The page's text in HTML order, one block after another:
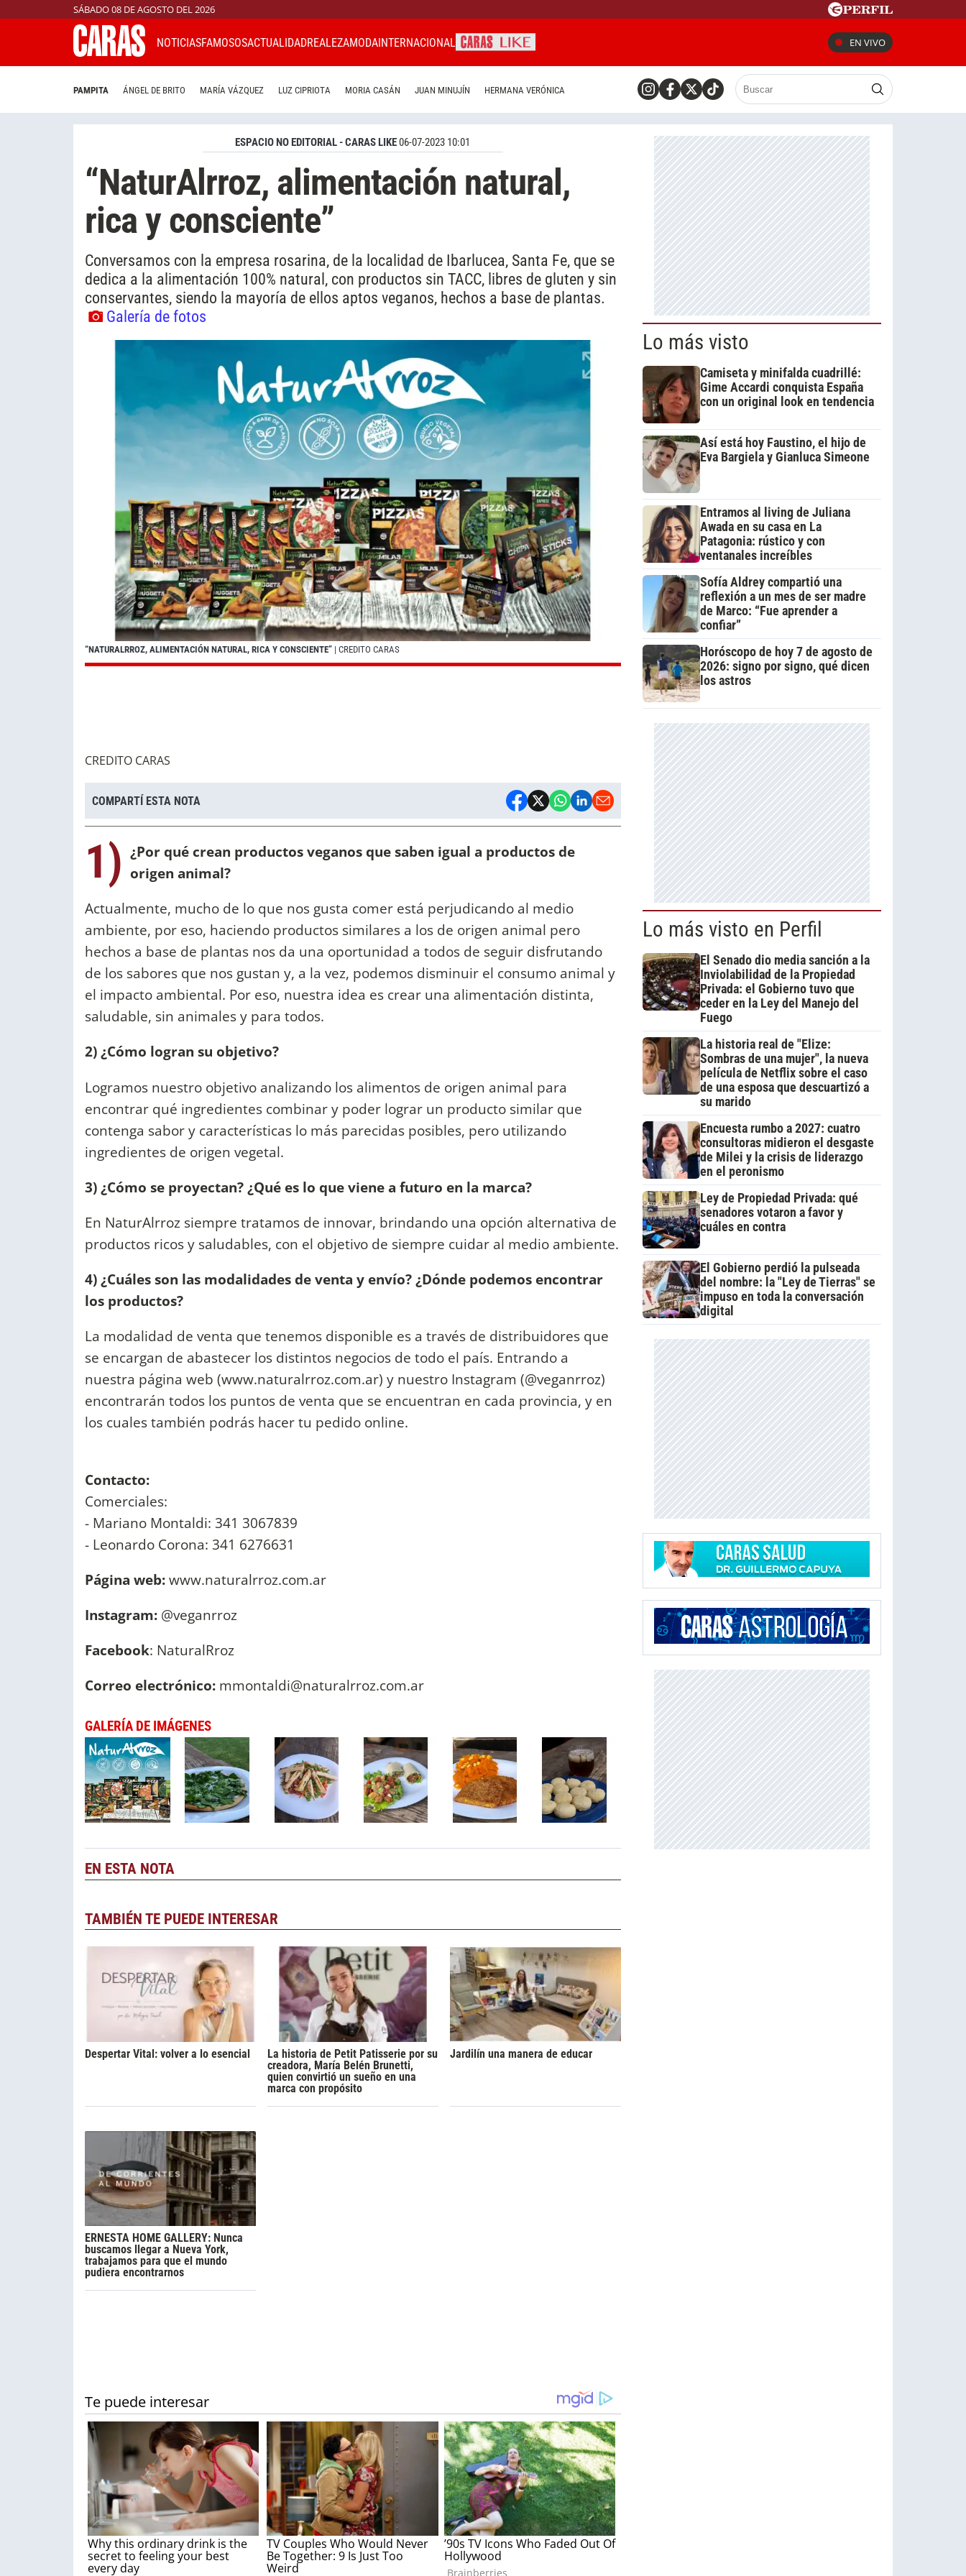
SÁBADO 08 DE AGOSTO DEL 2026
NOTICIASFAMOSOSACTUALIDADREALEZAMODAINTERNACIONAL EN VIVO
PAMPITA ÁNGEL DE BRITO MARÍA VÁZQUEZ LUZ CIPRIOTA MORIA CASÁN JUAN MINUJÍN HERMANA VERÓNICA
ESPACIO NO EDITORIAL - CARAS LIKE06-07-2023 10:01
“NaturAlrroz, alimentación natural,
rica y consciente”
Conversamos con la empresa rosarina, de la localidad de Ibarlucea, Santa Fe, que se
dedica a la alimentación 100% natural, con productos sin TACC, libres de gluten y sin
conservantes, siendo la mayoría de ellos aptos veganos, hechos a base de plantas.
Galería de fotos
“NATURALRROZ, ALIMENTACIÓN NATURAL, RICA Y CONSCIENTE” | CREDITO CARAS
CREDITO CARAS
COMPARTÍ ESTA NOTA
1) ¿Por qué crean productos veganos que saben igual a productos de
origen animal?
Actualmente, mucho de lo que nos gusta comer está perjudicando al medio
ambiente, por eso, haciendo productos similares a los de origen animal pero
hechos a base de plantas nos da una oportunidad a todos de seguir disfrutando
de los sabores que nos gustan y, a la vez, podemos disminuir el consumo animal y
el impacto ambiental. Por eso, nuestra idea es crear una alimentación distinta,
saludable, sin animales y para todos.
2) ¿Cómo logran su objetivo?
Logramos nuestro objetivo analizando los alimentos de origen animal para
encontrar qué ingredientes combinar y poder lograr un producto similar que
contenga sabor y características lo más parecidas posibles, pero utilizando
ingredientes de origen vegetal.
3) ¿Cómo se proyectan? ¿Qué es lo que viene a futuro en la marca?
En NaturAlrroz siempre tratamos de innovar, brindando una opción alternativa de
productos ricos y saludables, con el objetivo de siempre cuidar al medio ambiente.
4) ¿Cuáles son las modalidades de venta y envío? ¿Dónde podemos encontrar
los productos?
La modalidad de venta que tenemos disponible es a través de distribuidores que
se encargan de abastecer los distintos negocios de todo el país. Entrando a
nuestra página web (www.naturalrroz.com.ar) y nuestro Instagram (@veganrroz)
encontrarán todos los puntos de venta que se encuentran en cada provincia, y en
los cuales también podrás hacer tu pedido online.
Contacto:
Comerciales:
- Mariano Montaldi: 341 3067839
- Leonardo Corona: 341 6276631
Página web:www.naturalrroz.com.ar
Instagram: @veganrroz
Facebook: NaturalRroz
Correo electrónico: mmontaldi@naturalrroz.com.ar
GALERÍA DE IMÁGENES
EN ESTA NOTA
TAMBIÉN TE PUEDE INTERESAR
Despertar Vital: volver a lo esencial
La historia de Petit Patisserie por su
creadora, María Belén Brunetti,
quien convirtió un sueño en una
marca con propósito
Jardilín una manera de educar
ERNESTA HOME GALLERY: Nunca
buscamos llegar a Nueva York,
trabajamos para que el mundo
pudiera encontrarnos
Lo más visto
Camiseta y minifalda cuadrillé:
Gime Accardi conquista España
con un original look en tendencia
Así está hoy Faustino, el hijo de
Eva Bargiela y Gianluca Simeone
Entramos al living de Juliana
Awada en su casa en La
Patagonia: rústico y con
ventanales increíbles
Sofía Aldrey compartió una
reflexión a un mes de ser madre
de Marco: “Fue aprender a
confiar”
Horóscopo de hoy 7 de agosto de
2026: signo por signo, qué dicen
los astros
Lo más visto en Perfil
El Senado dio media sanción a la
Inviolabilidad de la Propiedad
Privada: el Gobierno tuvo que
ceder en la Ley del Manejo del
Fuego
La historia real de "Elize:
Sombras de una mujer", la nueva
película de Netflix sobre el caso
de una esposa que descuartizó a
su marido
Encuesta rumbo a 2027: cuatro
consultoras midieron el desgaste
de Milei y la crisis de liderazgo
en el peronismo
Ley de Propiedad Privada: qué
senadores votaron a favor y
cuáles en contra
El Gobierno perdió la pulseada
del nombre: la "Ley de Tierras" se
impuso en toda la conversación
digital